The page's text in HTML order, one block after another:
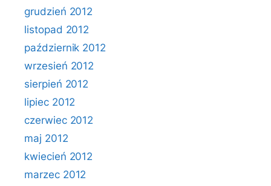
grudzień 2012
listopad 2012
październik 2012
wrzesień 2012
sierpień 2012
lipiec 2012
czerwiec 2012
maj 2012
kwiecień 2012
marzec 2012